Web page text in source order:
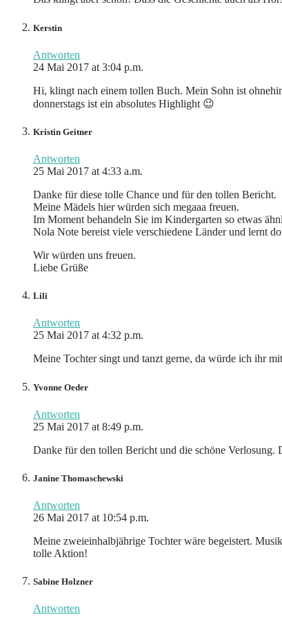
Kerstin
Antworten
24 Mai 2017 at 3:04 p.m.
Hi, klingt nach einem tollen Buch. Mein Sohn ist
donnerstags ist ein absolutes Highlight 😉
Kristin Geitner
Antworten
25 Mai 2017 at 4:33 a.m.
Danke für diese tolle Chance und für den tollen Bericht.
Meine Mädels hier würden sich megaaa freuen.
Im Moment behandeln Sie im Kindergarten so etwas
Nola Note bereist viele verschiedene Länder und lernt
Wir würden uns freuen.
Liebe Grüße
Lili
Antworten
25 Mai 2017 at 4:32 p.m.
Meine Tochter singt und tanzt gerne, da würde ich ihr
Yvonne Oeder
Antworten
25 Mai 2017 at 8:49 p.m.
Danke für den tollen Bericht und die schöne Verlosung.
Janine Thomaschewski
Antworten
26 Mai 2017 at 10:54 p.m.
Meine zweieinhalbjährige Tochter wäre begeistert.
tolle Aktion!
Sabine Holzner
Antworten